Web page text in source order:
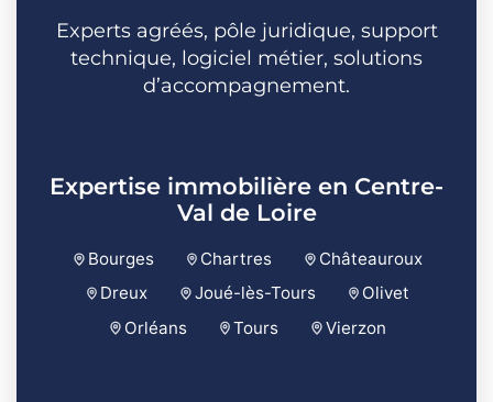
Experts agréés, pôle juridique, support
technique, logiciel métier, solutions
d’accompagnement.
Expertise immobilière en Centre-
Val de Loire
Bourges Chartres
Châteauroux
Dreux
Joué-lès-Tours
Olivet
Orléans
Tours Vierzon